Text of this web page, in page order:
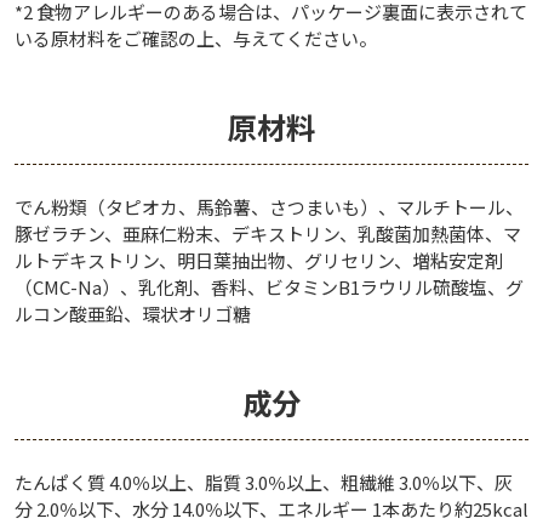
*2 食物アレルギーのある場合は、パッケージ裏面に表示されて
いる原材料をご確認の上、与えてください。
原材料
でん粉類（タピオカ、馬鈴薯、さつまいも）、マルチトール、
豚ゼラチン、亜麻仁粉末、デキストリン、乳酸菌加熱菌体、マ
ルトデキストリン、明日葉抽出物、グリセリン、増粘安定剤
（CMC-Na）、乳化剤、香料、ビタミンB1ラウリル硫酸塩、グ
ルコン酸亜鉛、環状オリゴ糖
成分
たんぱく質 4.0％以上、脂質 3.0％以上、粗繊維 3.0％以下、灰
分 2.0％以下、水分 14.0％以下、エネルギー 1本あたり約25kcal